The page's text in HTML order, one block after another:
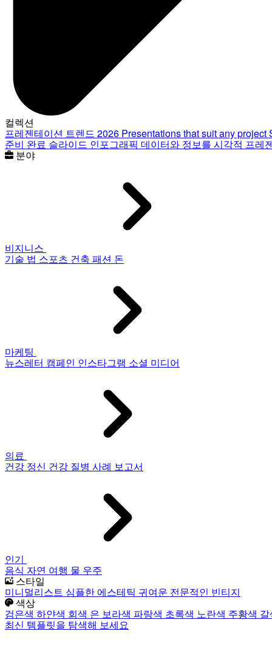
컬렉션
프레젠테이션 트렌드 2026 Presentations that suit any project
준비 완료 슬라이드 인포그래픽 데이터와 정보를 시각적 프레
분야
비지니스
기술 법 스포츠 건축 패션 돈
마케팅
뉴스레터 캠페인 인스타그램 소셜 미디어
의료
건강 정신 건강 질병 사례 보고서
인기
음식 자연 여행 물 우주
스타일
미니멀리스트 심플한 에스테틱 귀여운 전문적인 빈티지
색상
검은색 하얀색 회색 은 보라색 파랑색 초록색 노란색 주황색
최신 템플릿을 탐색해 보세요